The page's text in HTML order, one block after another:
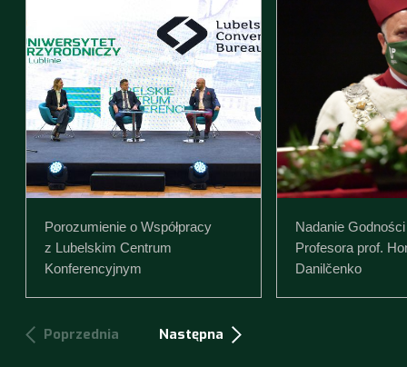
Poprzednia
Porozumienie o Współpracy
z Lubelskim Centrum
Konferencyjnym
Nadanie
Profesora prof.
Danilčenko
Następna